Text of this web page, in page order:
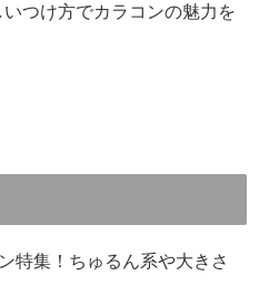
つけ方でカラコンの魅力を
特集！ちゅるん系や大きさ